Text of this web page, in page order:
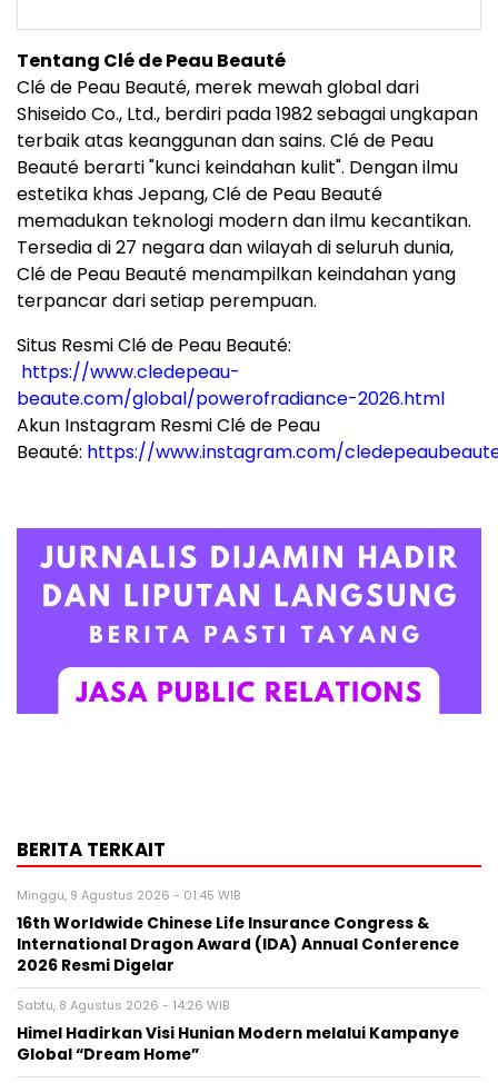
Tentang Clé de Peau Beauté
Clé de Peau Beauté, merek mewah global dari
Shiseido Co., Ltd., berdiri pada 1982 sebagai ungkapan
terbaik atas keanggunan dan sains. Clé de Peau
Beauté berarti "kunci keindahan kulit". Dengan ilmu
estetika khas Jepang, Clé de Peau Beauté
memadukan teknologi modern dan ilmu kecantikan.
Tersedia di 27 negara dan wilayah di seluruh dunia,
Clé de Peau Beauté menampilkan keindahan yang
terpancar dari setiap perempuan.
Situs Resmi Clé de Peau Beauté:
https://www.cledepeau-
beaute.com/global/powerofradiance-2026.html
Akun Instagram Resmi Clé de Peau
Beauté: https://www.instagram.com/
BERITA TERKAIT
Minggu, 9 Agustus 2026 - 01:45 WIB
16th Worldwide Chinese Life Insurance Congress &
International Dragon Award (IDA) Annual Conference
2026 Resmi Digelar
Sabtu, 8 Agustus 2026 - 14:26 WIB
Himel Hadirkan Visi Hunian Modern melalui Kampanye
Global “Dream Home”